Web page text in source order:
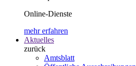
Online-Dienste
mehr erfahren
Aktuelles
zurück
Amtsblatt